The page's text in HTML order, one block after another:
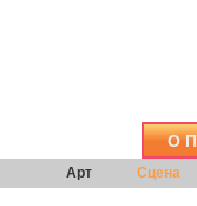
О
Арт Сцена